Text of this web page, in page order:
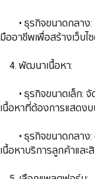
• ธุรกิจขนาดกลาง:
มืออาชีพเพื่อสร้างเว็บ
​​​​​​​​​​​​​​ 4. พัฒนาเนื้อหา:
• ธุรกิจขนาดเล็ก: จั
เนื้อหาที่ต้องการแสดงบ
• ธุรกิจขนาดกลาง:
เนื้อหาบริการลูกค้าและ